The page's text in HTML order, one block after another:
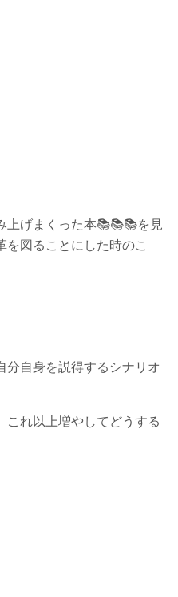
上げまくった本📚📚📚を見
を図ることにした時のこ
分自身を説得するシナリオ
これ以上増やしてどうする